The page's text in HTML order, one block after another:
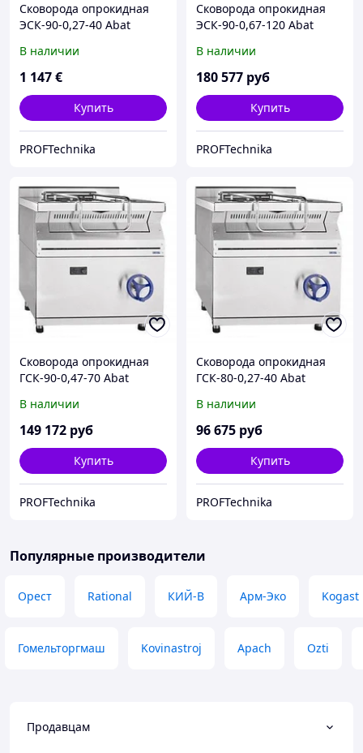
Сковорода опрокидная
ЭСК-90-0,27-40 Abat
В наличии
1 147€
Купить
PROFTechnika
Сковорода опрокидная
ЭСК-90-0,67-120 Abat
В наличии
180 577 руб
Купить
PROFTechnika
Сковорода опрокидная
ГСК-90-0,47-70 Abat
В наличии
149 172 руб
Купить
PROFTechnika
Сковорода опрокидная
ГСК-80-0,27-40 Abat
В наличии
96 675 руб
Купить
PROFTechnika
Популярные производители
Орест Rational КИЙ-В Арм-Эко Kogast
Гомельторгмаш Kovinastroj Apach Ozti
Продавцам